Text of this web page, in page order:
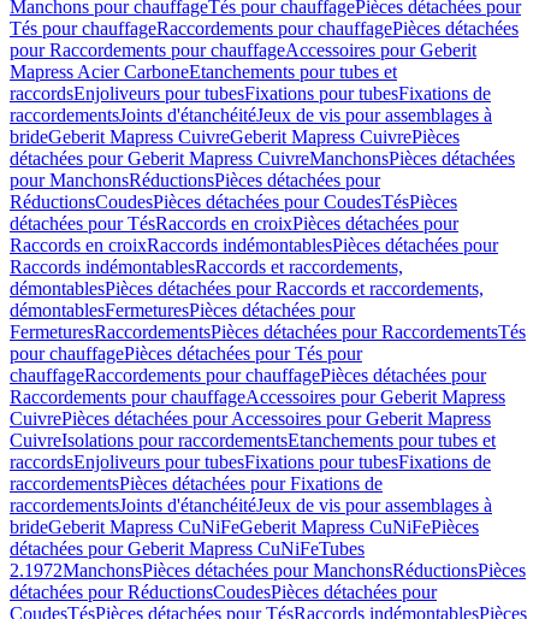
Manchons pour chauffageTés pour chauffagePièces détachées pour
Tés pour chauffageRaccordements pour chauffagePièces détachées
pour Raccordements pour chauffageAccessoires pour Geberit
Mapress Acier CarboneEtanchements pour tubes et
raccordsEnjoliveurs pour tubesFixations pour tubesFixations de
raccordementsJoints d'étanchéitéJeux de vis pour assemblages à
brideGeberit Mapress CuivreGeberit Mapress CuivrePièces
détachées pour Geberit Mapress CuivreManchonsPièces détachées
pour ManchonsRéductionsPièces détachées pour
RéductionsCoudesPièces détachées pour CoudesTésPièces
détachées pour TésRaccords en croixPièces détachées pour
Raccords en croixRaccords indémontablesPièces détachées pour
Raccords indémontablesRaccords et raccordements,
démontablesPièces détachées pour Raccords et raccordements,
démontablesFermeturesPièces détachées pour
FermeturesRaccordementsPièces détachées pour RaccordementsTés
pour chauffagePièces détachées pour Tés pour
chauffageRaccordements pour chauffagePièces détachées pour
Raccordements pour chauffageAccessoires pour Geberit Mapress
CuivrePièces détachées pour Accessoires pour Geberit Mapress
CuivreIsolations pour raccordementsEtanchements pour tubes et
raccordsEnjoliveurs pour tubesFixations pour tubesFixations de
raccordementsPièces détachées pour Fixations de
raccordementsJoints d'étanchéitéJeux de vis pour assemblages à
brideGeberit Mapress CuNiFeGeberit Mapress CuNiFePièces
détachées pour Geberit Mapress CuNiFeTubes
2.1972ManchonsPièces détachées pour ManchonsRéductionsPièces
détachées pour RéductionsCoudesPièces détachées pour
CoudesTésPièces détachées pour TésRaccords indémontablesPièces